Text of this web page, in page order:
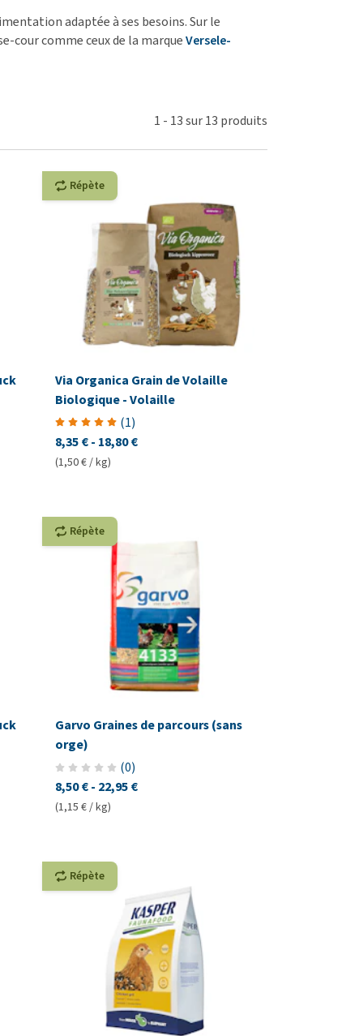
articulaires et
adaptée à ses besoins. Sur le
cour comme ceux de la marqueVersele-
1 - 13sur13 produits
Répète
Via Organica Grain de Volaille
Biologique - Volaille
(1)
8,35 €- 18,80 €
(1,50 € / kg)
Répète
Garvo Graines de parcours (sans
orge)
(0)
8,50 €- 22,95 €
(1,15 € / kg)
Répète